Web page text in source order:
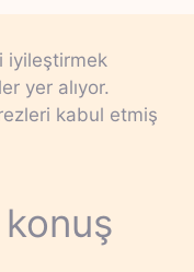
iyileştirmek
yer alıyor.
kabul etmiş